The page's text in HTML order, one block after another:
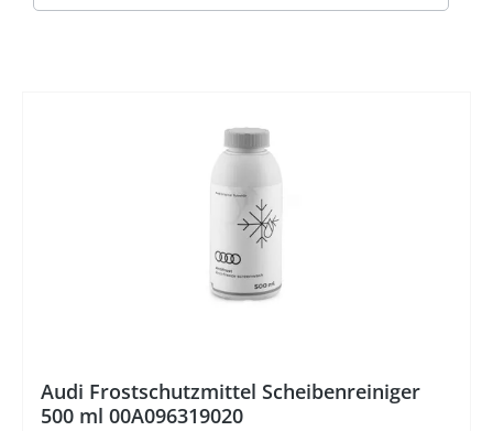
Audi Frostschutzmittel Scheibenreiniger
500 ml 00A096319020